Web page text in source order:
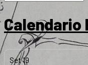
Calendario
Set19